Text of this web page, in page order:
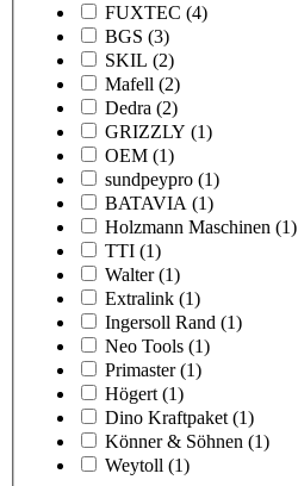
FUXTEC (4)
BGS (3)
SKIL (2)
Mafell (2)
Dedra (2)
GRIZZLY (1)
OEM (1)
sundpeypro (1)
BATAVIA (1)
Holzmann Maschinen (1)
TTI (1)
Walter (1)
Extralink (1)
Ingersoll Rand (1)
Neo Tools (1)
Primaster (1)
Högert (1)
Dino Kraftpaket (1)
Könner & Söhnen (1)
Weytoll (1)